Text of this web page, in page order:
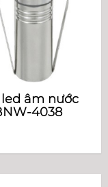
âm nước
4038